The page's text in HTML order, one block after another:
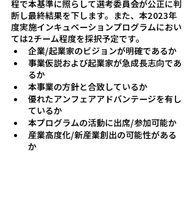
程で本基準に照らして選考委員会が公正に判
断し最終結果を下します。また、本2023年
度実施インキュベーションプログラムにおい
ては2チーム程度を採択予定です。
企業/起業家のビジョンが明確であるか
事業仮説および起業家が急成長志向であ
るか
本事業の方針と合致しているか
優れたアンフェアアドバンテージを有し
ているか
本プログラムの活動に出席/参加可能か
産業高度化/新産業創出の可能性がある
か